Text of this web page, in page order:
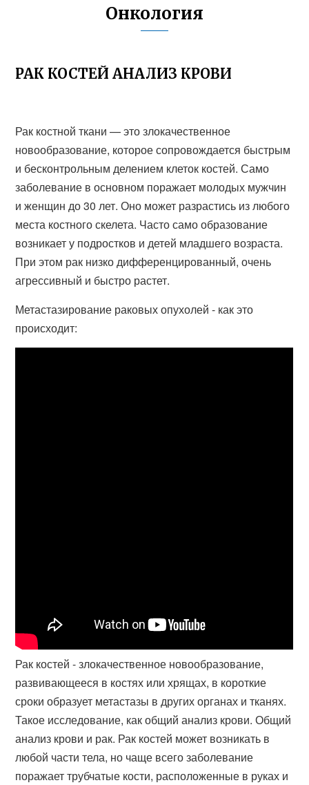
Онкология
РАК КОСТЕЙ АНАЛИЗ КРОВИ
Рак костной ткани — это злокачественное
новообразование, которое сопровождается быстрым
и бесконтрольным делением клеток костей. Само
заболевание в основном поражает молодых мужчин
и женщин до 30 лет. Оно может разрастись из любого
места костного скелета. Часто само образование
возникает у подростков и детей младшего возраста.
При этом рак низко дифференцированный, очень
агрессивный и быстро растет.
Метастазирование раковых опухолей - как это
происходит:
Рак костей - злокачественное новообразование,
развивающееся в костях или хрящах, в короткие
сроки образует метастазы в других органах и тканях.
Такое исследование, как общий анализ крови. Общий
анализ крови и рак. Рак костей может возникать в
любой части тела, но чаще всего заболевание
поражает трубчатые кости, расположенные в руках и